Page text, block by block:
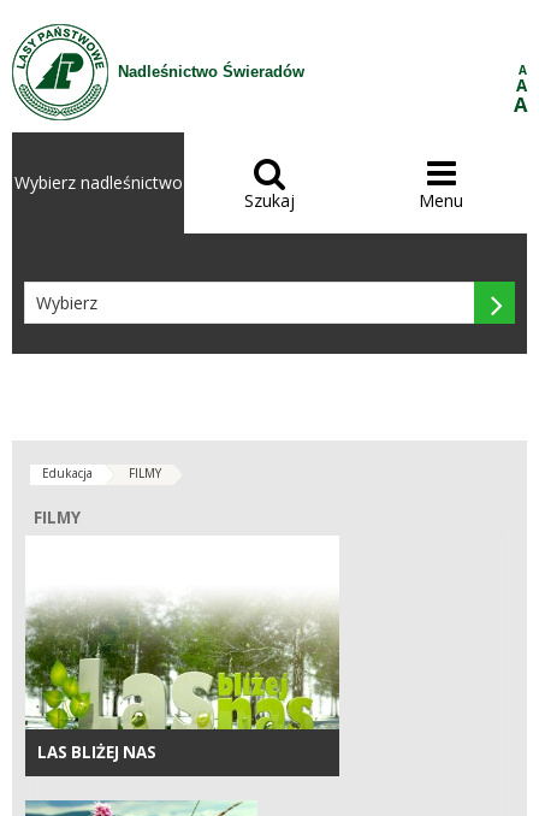
Przejdź do treści
Nadleśnictwo Świeradów A
A
A
Wybierz nadleśnictwo 
Szukaj

Menu

Edukacja FILMY
FILMY
FILMY
LAS BLIŻEJ NAS